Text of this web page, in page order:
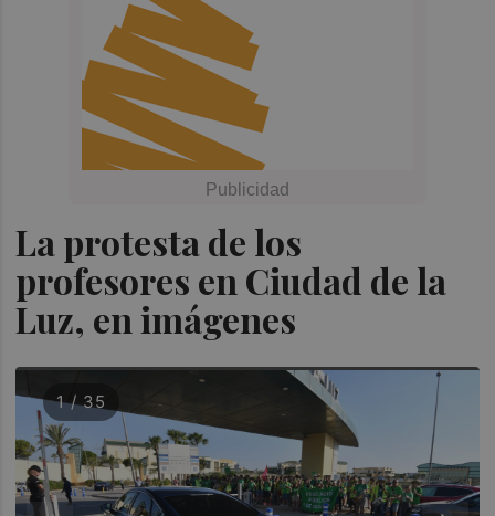
La protesta de los
profesores en Ciudad de la
Luz, en imágenes
1 / 35